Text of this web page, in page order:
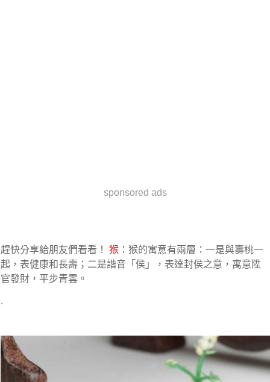
sponsored ads
趕快分享給朋友們看看！ 猴： 猴的寓意有兩層：一是與壽桃一
起，表健康和長壽；二是諧音「侯」，表達封侯之意，寓意陞
官發財，平步青雲。
.